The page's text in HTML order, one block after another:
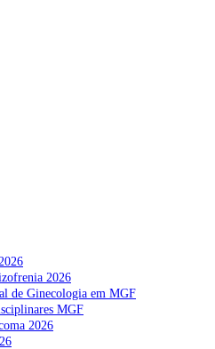
2026
de Ginecologia em MGF
MGF
2026